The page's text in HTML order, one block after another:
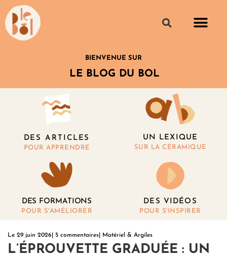
BIENVENUE SUR
LE BLOG DU BOL
DES ARTICLES
POUR APPRENDRE
UN LEXIQUE
SUR LA CÉRAMIQUE
DES FORMATIONS
POUR S'AMÉLIORER
DES VIDÉOS
POUR S'INSPIRER
Le 29 juin 2026 5 commentaires Matériel & Argiles
L’ÉPROUVETTE GRADUÉE : UN